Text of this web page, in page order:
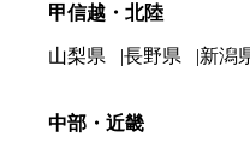
甲信越・北陸
山梨県 長野県 新潟
中部・近畿